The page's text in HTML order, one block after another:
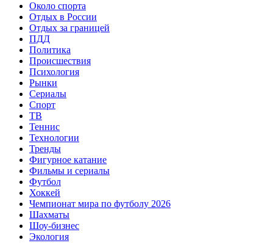
Около спорта
Отдых в России
Отдых за границей
ПДД
Политика
Происшествия
Психология
Рынки
Сериалы
Спорт
ТВ
Теннис
Технологии
Тренды
Фигурное катание
Фильмы и сериалы
Футбол
Хоккей
Чемпионат мира по футболу 2026
Шахматы
Шоу-бизнес
Экология